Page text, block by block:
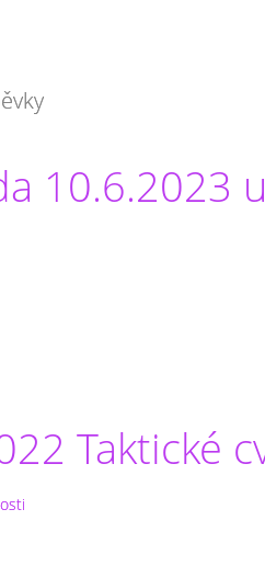
10.6.2023
Taktické